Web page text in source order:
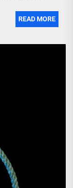
READ MORE